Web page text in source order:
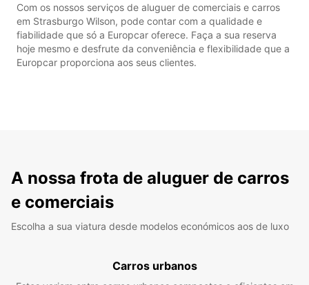
Com os nossos serviços de aluguer de comerciais e carros
em Strasburgo Wilson, pode contar com a qualidade e
fiabilidade que só a Europcar oferece. Faça a sua reserva
hoje mesmo e desfrute da conveniência e flexibilidade que a
Europcar proporciona aos seus clientes.
A nossa frota de aluguer de carros
e comerciais
Escolha a sua viatura desde modelos económicos aos de luxo
Carros urbanos